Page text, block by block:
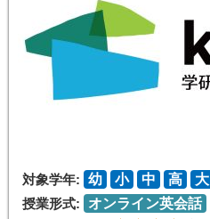
対象学年: 幼 小 中 高 大
授業形式:
オンライン英会話